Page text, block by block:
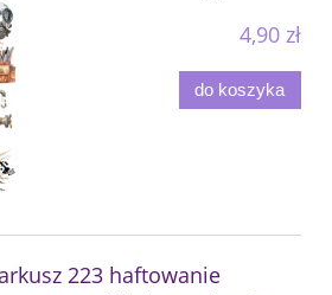
4,90 zł
do koszyka
223 haftowanie